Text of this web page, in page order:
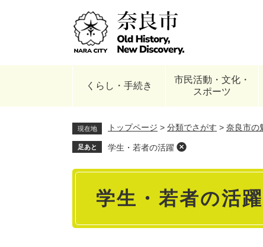
くらし・手続き
市民活動・文化・
スポーツ
現在地 トップページ > 分類でさがす > 奈良市の
足あと 学生・若者の活躍
本
学生・若者の活躍